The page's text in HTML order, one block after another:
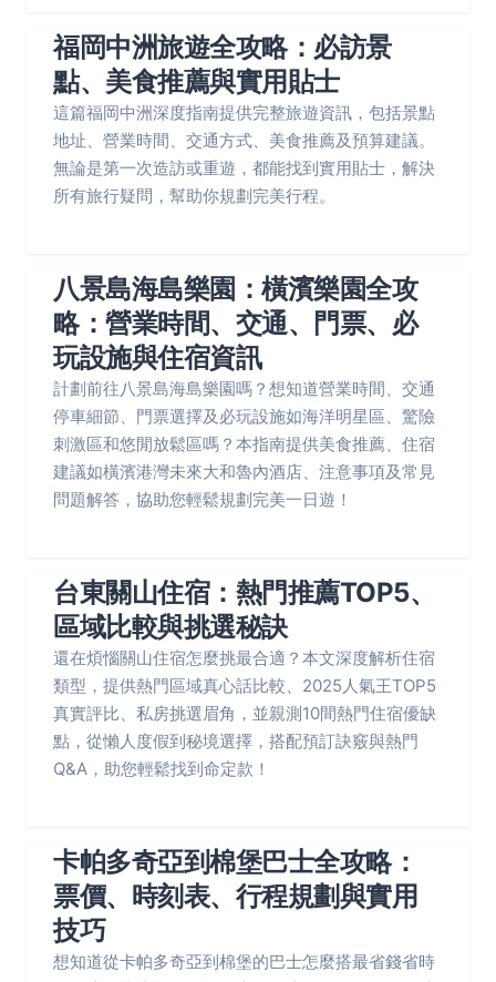
福岡中洲旅遊全攻略：必訪景
點、美食推薦與實用貼士
這篇福岡中洲深度指南提供完整旅遊資訊，包括景點
地址、營業時間、交通方式、美食推薦及預算建議。
無論是第一次造訪或重遊，都能找到實用貼士，解決
所有旅行疑問，幫助你規劃完美行程。
八景島海島樂園：橫濱樂園全攻
略：營業時間、交通、門票、必
玩設施與住宿資訊
計劃前往八景島海島樂園嗎？想知道營業時間、交通
停車細節、門票選擇及必玩設施如海洋明星區、驚險
刺激區和悠閒放鬆區嗎？本指南提供美食推薦、住宿
建議如橫濱港灣未來大和魯內酒店、注意事項及常見
問題解答，協助您輕鬆規劃完美一日遊！
台東關山住宿：熱門推薦TOP5、
區域比較與挑選秘訣
還在煩惱關山住宿怎麼挑最合適？本文深度解析住宿
類型，提供熱門區域真心話比較、2025人氣王TOP5
真實評比、私房挑選眉角，並親測10間熱門住宿優缺
點，從懶人度假到秘境選擇，搭配預訂訣竅與熱門
Q&A，助您輕鬆找到命定款！
卡帕多奇亞到棉堡巴士全攻略：
票價、時刻表、行程規劃與實用
技巧
想知道從卡帕多奇亞到棉堡的巴士怎麼搭最省錢省時